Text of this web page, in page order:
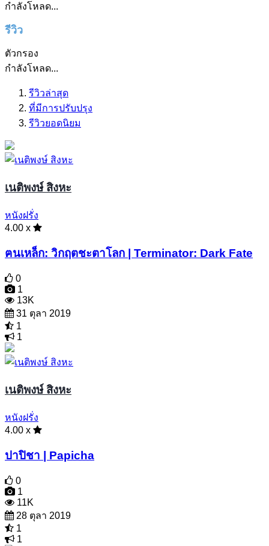
กำลังโหลด...
รีวิว
ตัวกรอง
กำลังโหลด...
รีวิวล่าสุด
ที่มีการปรับปรุง
รีวิวยอดนิยม
เนติพงษ์ สิงหะ
หนังฝรั่ง
4.00 x
ฅนเหล็ก: วิกฤตชะตาโลก | Terminator: Dark Fate
0
1
13K
31 ตุลา 2019
1
1
เนติพงษ์ สิงหะ
หนังฝรั่ง
4.00 x
ปาปิชา | Papicha
0
1
11K
28 ตุลา 2019
1
1